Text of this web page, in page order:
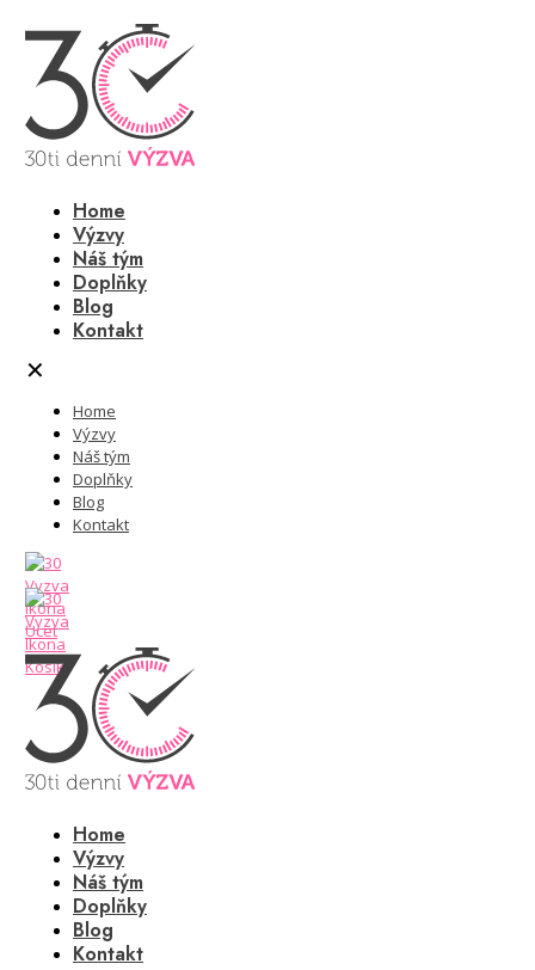
Home
Výzvy
Náš tým
Doplňky
Blog
Kontakt
✕
Home
Výzvy
Náš tým
Doplňky
Blog
Kontakt
Home
Výzvy
Náš tým
Doplňky
Blog
Kontakt